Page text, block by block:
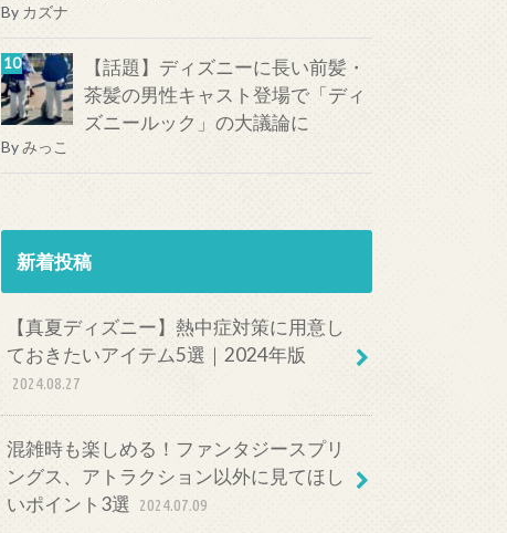
By カズナ
【話題】ディズニーに長い前髪・
茶髪の男性キャスト登場で「ディ
ズニールック」の大議論に
Byみっこ
新着投稿
【真夏ディズニー】熱中症対策に用意し
ておきたいアイテム5選｜2024年版
2024.08.27
混雑時も楽しめる！ファンタジースプリ
ングス、アトラクション以外に見てほし
いポイント3選
2024.07.09